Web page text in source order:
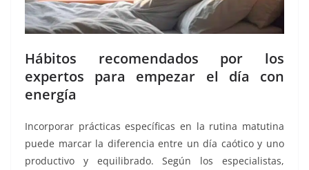
Hábitos recomendados por los
expertos para empezar el día con
energía
Incorporar prácticas específicas en la rutina matutina
puede marcar la diferencia entre un día caótico y uno
productivo y equilibrado. Según los especialistas,